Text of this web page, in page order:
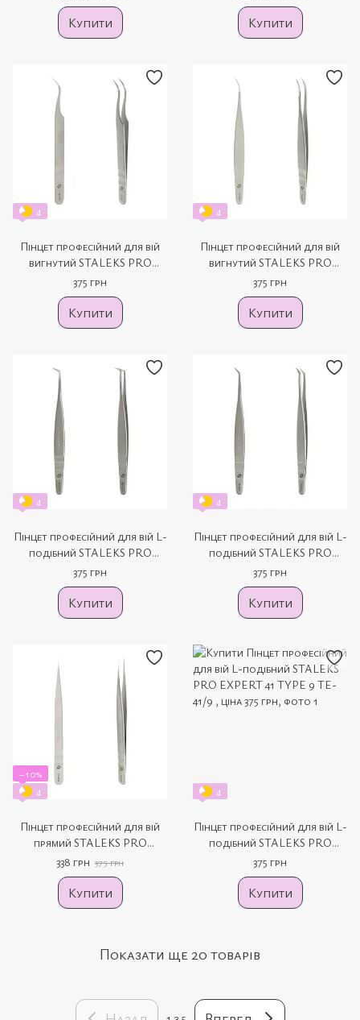
Купити Купити
4
Пінцет професійний для вій
вигнутий STALEKS PRO
EXPERT 41 TYPE 1 TE-41/1
375 грн
Купити
4
Пінцет професійний для вій
вигнутий STALEKS PRO
EXPERT 40 TYPE 7 TE-40/7
375 грн
Купити
4
Пінцет професійний для вій L-
подібний STALEKS PRO
EXPERT 40 TYPE 2 TE-40/2
375 грн
Купити
4
Пінцет професійний для вій L-
подібний STALEKS PRO
EXPERT 40 TYPE 1 TE-40/1
375 грн
Купити
−10%
4
Пінцет професійний для вій
прямий STALEKS PRO
EXPERT 41 TYPE 10 TE-41/10
338 грн 375 грн
Купити
4
Пінцет професійний для вій L-
подібний STALEKS PRO
EXPERT 41 TYPE 9 TE-41/9
375 грн
Купити
Показати ще 20 товарів